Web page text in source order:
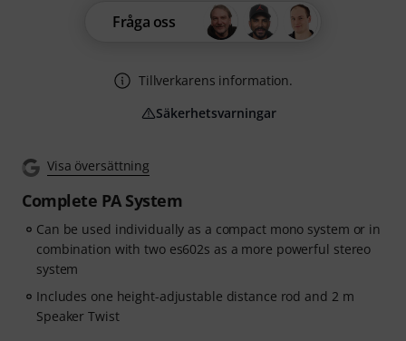
Visa översättning
Complete PA System
Can be used individually as a compact mono system or in
combination with two es602s as a more powerful stereo
system
Includes one height-adjustable distance rod and 2 m
Speaker Twist
Fråga oss
Tillverkarens information.
Säkerhetsvarningar